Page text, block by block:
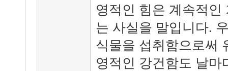
영적인 힘은 계속적인
는 사실을 말입니다.
식물을 섭취함으로써
영적인 강건함도 날마